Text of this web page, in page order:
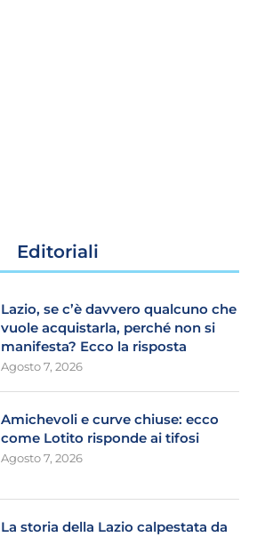
Editoriali
Lazio, se c’è davvero qualcuno che
vuole acquistarla, perché non si
manifesta? Ecco la risposta
Agosto 7, 2026
Amichevoli e curve chiuse: ecco
come Lotito risponde ai tifosi
Agosto 7, 2026
La storia della Lazio calpestata da